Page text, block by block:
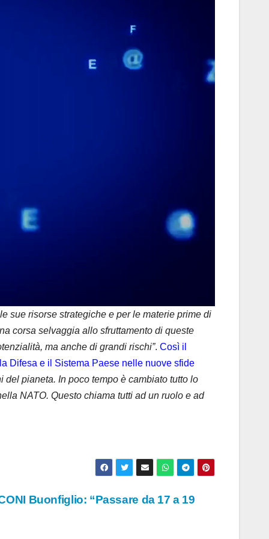
sue risorse strategiche e per le materie prime di
corsa selvaggia allo sfruttamento di queste
ma anche di grandi rischi”. Così il
Difesa e il Sistema Paese nelle nuove sfide
pianeta. In poco tempo è cambiato tutto lo
NATO. Questo chiama tutti ad un ruolo e ad
Buonfiglio: “Passare da 17 a 19